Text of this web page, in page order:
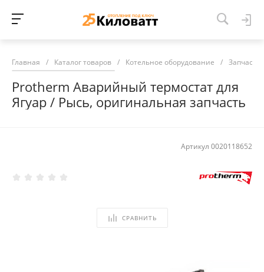
Главная / Каталог товаров / Котельное оборудование / Запчасти
Protherm Аварийный термостат для
Ягуар / Рысь, оригинальная запчасть
Артикул 0020118652
СРАВНИТЬ